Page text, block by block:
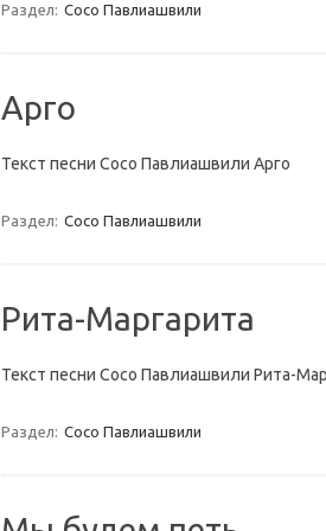
Раздел: Сосо Павлиашвили
Арго
Текст песни Сосо Павлиашвили Арго
Раздел: Сосо Павлиашвили
Рита-Маргарита
Текст песни Сосо Павлиашвили Рита-
Раздел: Сосо Павлиашвили